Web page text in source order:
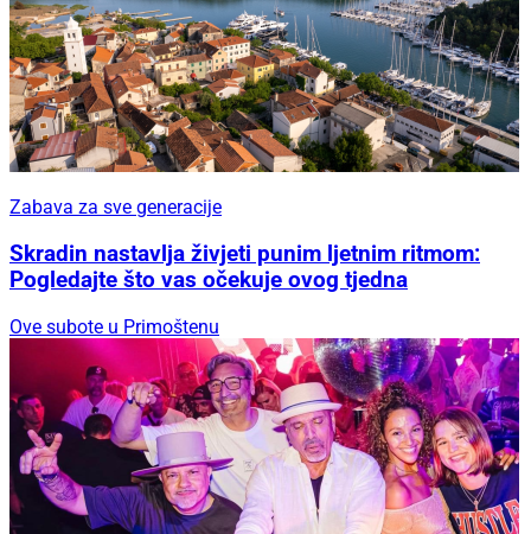
Zabava za sve generacije
Skradin nastavlja živjeti punim ljetnim ritmom:
Pogledajte što vas očekuje ovog tjedna
Ove subote u Primoštenu